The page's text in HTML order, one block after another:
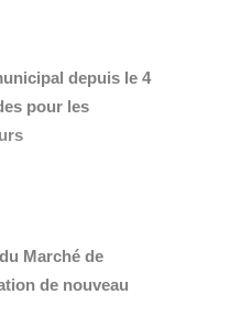
depuis le 4
pour les
Marché de
de nouveau